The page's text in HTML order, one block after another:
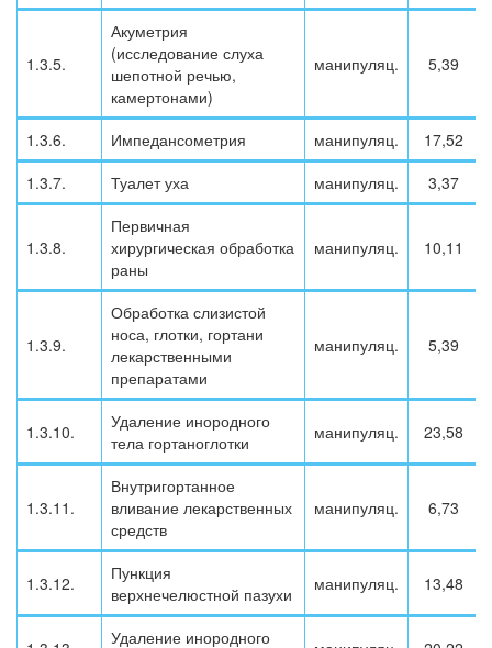
1.3.5.
Акуметрия
(исследование слуха
шепотной речью,
камертонами)
манипуляц. 5,39
1.3.6. Импедансометрия манипуляц.
17,52
1.3.7.
Туалет уха манипуляц. 3,37
1.3.8.
Первичная
хирургическая обработка
раны
манипуляц. 10,11
1.3.9.
Обработка слизистой
носа, глотки, гортани
лекарственными
препаратами
манипуляц. 5,39
1.3.10.
Удаление инородного
тела гортаноглотки
манипуляц. 23,58
1.3.11.
Внутригортанное
вливание лекарственных
средств
манипуляц. 6,73
1.3.12.
Пункция
верхнечелюстной пазухи
манипуляц. 13,48
Удаление инородного